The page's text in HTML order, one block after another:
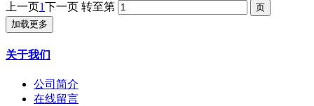
上一页1下一页 转至第
加载更多
关于我们
公司简介
在线留言